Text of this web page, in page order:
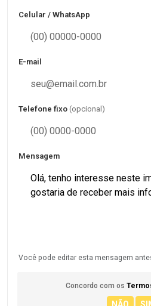
Celular / WhatsApp
E-mail
Telefone fixo (opcional)
Mensagem
Você pode editar esta mensagem
Concordo com os